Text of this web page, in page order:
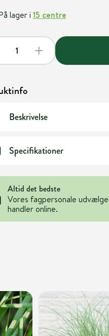
lager i 15 centre
Beskrivelse
Specifikationer
Altid det bedste
Vores fagpersonale
handler online.